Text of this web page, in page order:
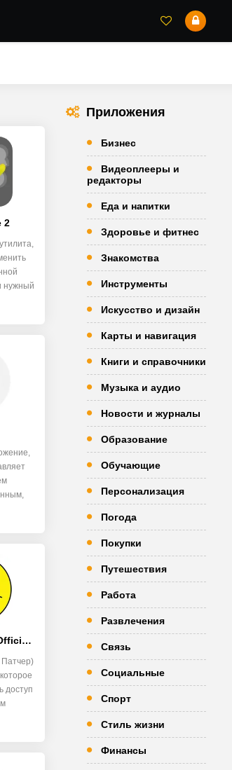
2
нужный
Lucky Patcher (Official by ChelpuS)
Патчер)
доступ
Приложения
Бизнес
Видеоплееры и
редакторы
Еда и напитки
Здоровье и фитнес
Знакомства
Инструменты
Искусство и дизайн
Карты и навигация
Книги и справочники
Музыка и аудио
Новости и журналы
Образование
Обучающие
Персонализация
Погода
Покупки
Путешествия
Работа
Развлечения
Связь
Социальные
Спорт
Стиль жизни
Финансы